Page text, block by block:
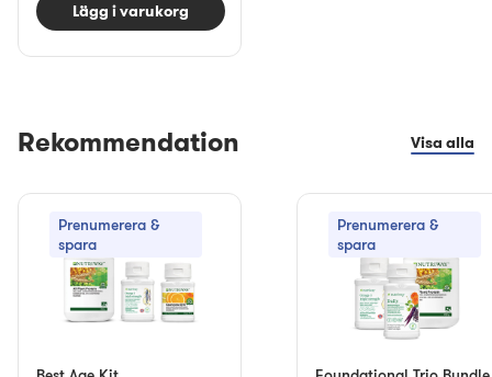
Lägg i varukorg
Rekommendation Visa alla
Prenumerera &
spara
Prenumerera &
spara